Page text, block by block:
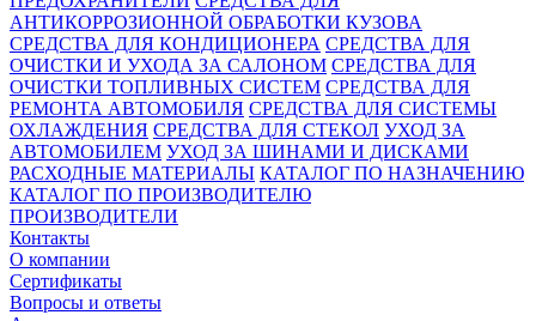
АНТИКОРРОЗИОННОЙ ОБРАБОТКИ КУЗОВА
СРЕДСТВА ДЛЯ КОНДИЦИОНЕРА СРЕДСТВА ДЛЯ
ОЧИСТКИ И УХОДА ЗА САЛОНОМ СРЕДСТВА ДЛЯ
ОЧИСТКИ ТОПЛИВНЫХ СИСТЕМ СРЕДСТВА ДЛЯ
РЕМОНТА АВТОМОБИЛЯ СРЕДСТВА ДЛЯ СИСТЕМЫ
ОХЛАЖДЕНИЯ СРЕДСТВА ДЛЯ СТЕКОЛ УХОД ЗА
АВТОМОБИЛЕМ УХОД ЗА ШИНАМИ И ДИСКАМИ
РАСХОДНЫЕ МАТЕРИАЛЫ КАТАЛОГ ПО НАЗНАЧЕНИЮ
КАТАЛОГ ПО ПРОИЗВОДИТЕЛЮ
ПРОИЗВОДИТЕЛИ
Контакты
О компании
Сертификаты
Вопросы и ответы